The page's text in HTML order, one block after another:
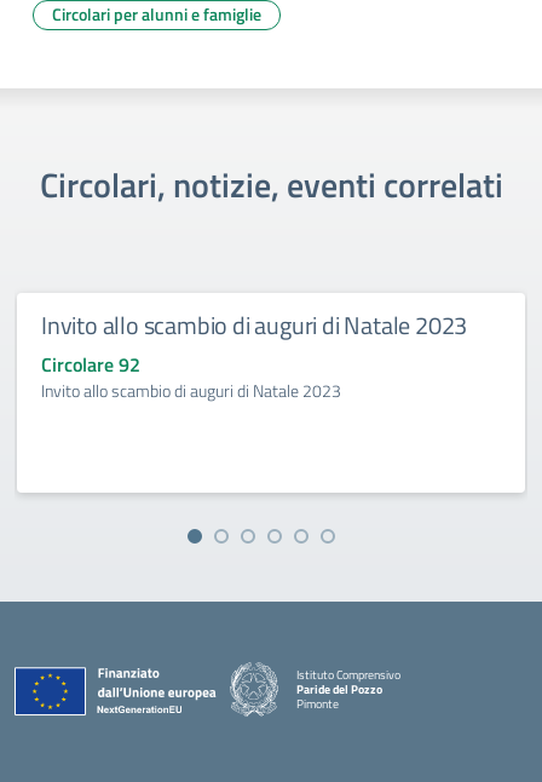
Circolari per alunni e famiglie
Circolari, notizie, eventi correlati
Invito allo scambio di auguri di Natale 2023
Circolare 92
Invito allo scambio di auguri di Natale 2023
Istituto Comprensivo
Paride del Pozzo
Pimonte